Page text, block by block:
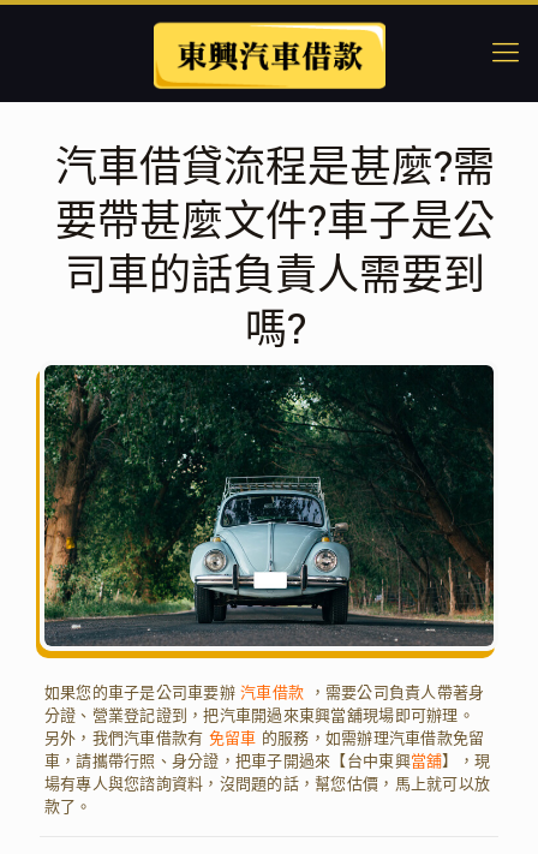
汽車借貸流程是甚麼?需
要帶甚麼文件?車子是公
司車的話負責人需要到
嗎?
如果您的車子是公司車要辦汽車借款
，需要公司負責人帶著身
分證、營業登記證到，把汽車開過來東興當舖現場即可辦理。
另外，我們汽車借款有 免留車 的服務，如需辦理汽車借款免留
車，請攜帶行照、身分證，把車子開過來【台中東興當舖】，現
場有專人與您諮詢資料，沒問題的話，幫您估價，馬上就可以放
款了。